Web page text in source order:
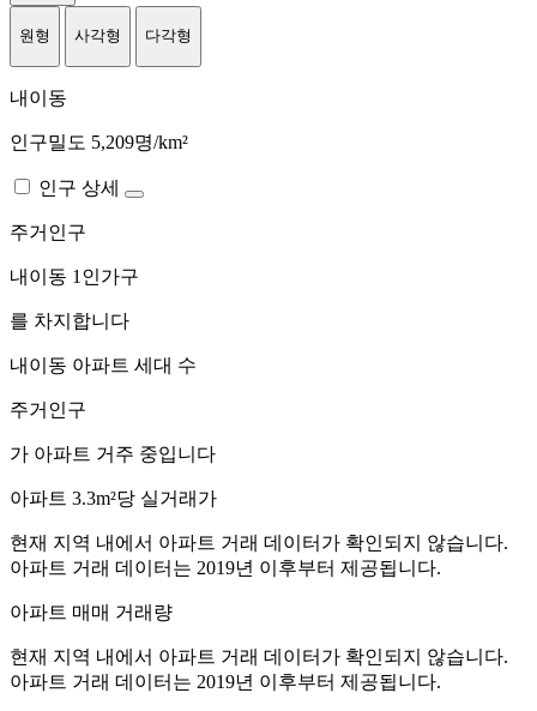
원형 사각형 다각형
내이동
인구밀도 5,209명/km²
인구 상세
주거인구
내이동 1인가구
를 차지합니다
내이동 아파트 세대 수
주거인구
가 아파트 거주 중입니다
아파트 3.3m²당 실거래가
현재 지역 내에서 아파트 거래 데이터가 확인되지 않습니다.
아파트 거래 데이터는 2019년 이후부터 제공됩니다.
아파트 매매 거래량
현재 지역 내에서 아파트 거래 데이터가 확인되지 않습니다.
아파트 거래 데이터는 2019년 이후부터 제공됩니다.